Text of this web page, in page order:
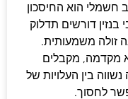
חשמלי הוא החיסכון
דורשים תדלוק
זולה משמעותית.
מקדמה, מקבלים
בין העלויות של
לחסוך.